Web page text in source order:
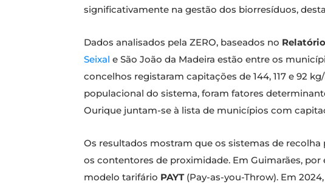
significativamente na gestão dos biorresíduos,
Dados analisados pela ZERO, baseados no
Seixal e São João da Madeira estão entre os
concelhos registaram capitações de 144, 117 e 92
populacional do sistema, foram fatores
Ourique juntam-se à lista de municípios com
Os resultados mostram que os sistemas de
os contentores de proximidade. Em Guimarães,
modelo tarifário PAYT(Pay-as-you-Throw). Em